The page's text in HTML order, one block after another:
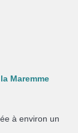
Maremme
à environ un